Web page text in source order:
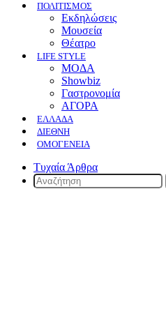
ΠΟΛΙΤΙΣΜΟΣ
Eκδηλώσεις
Mουσεία
Θέατρο
LIFE STYLE
ΜΟΔΑ
Showbiz
Γαστρονομία
ΑΓΟΡΑ
ΕΛΛΆΔΑ
ΔΙΕΘΝΉ
ΟΜΟΓΈΝΕΙΑ
Τυχαία Άρθρα